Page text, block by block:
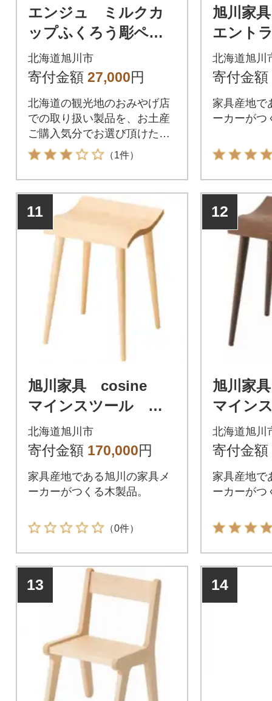
エンジュ ミルクカ
ップふくろう彫ペア_
00167
北海道旭川市
寄付金額 27,000円
北海道の観光地のおみやげ店
での取り扱い製品を、お土産
ご購入気分でお選び頂けたら
有難く思います。
（1件）
旭川
エント
ルと靴
ト メー
北海道旭川
寄付金額
家具産地で
ーカーがつ
11
旭川家具 cosine
マインスツール メ
ープル_00252
北海道旭川市
寄付金額 170,000円
家具産地である旭川の家具メ
ーカーがつくる木製品。
（0件）
12
旭川
マイン
ォルナ
北海道旭川
寄付金額
家具産地で
ーカーがつ
13 14